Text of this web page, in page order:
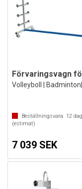
Beställningsvara. 12
(estimat)
7 039 SEK